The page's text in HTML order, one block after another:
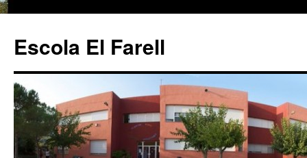
Escola El Farell